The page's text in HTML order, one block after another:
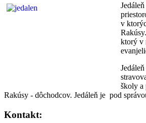
v
ktorý v
školy a
Rakúsy - dôchodcov. Jedáleň je pod
Kontakt: